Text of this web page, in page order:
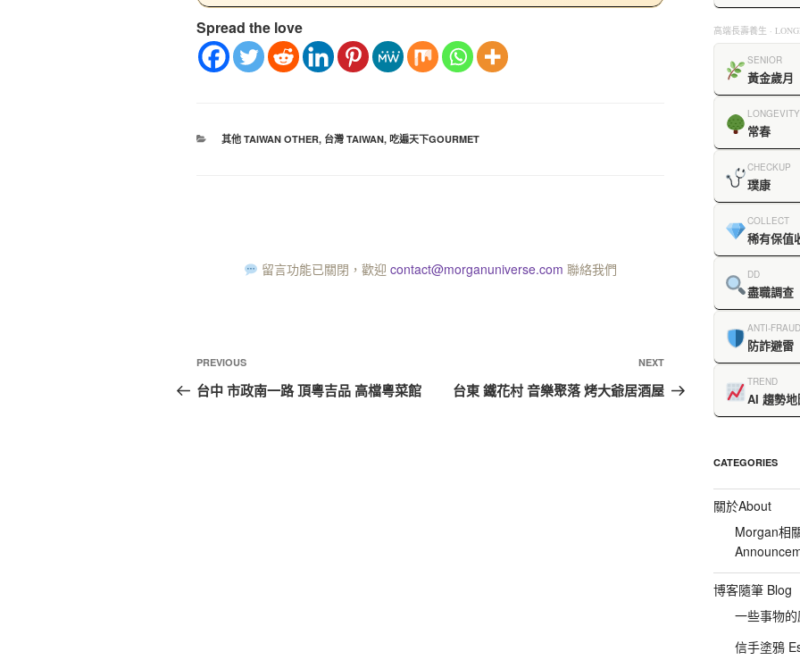
Spread the love
其他 TAIWAN OTHER, 台灣 TAIWAN, 吃遍天下GOURMET
留言功能已關閉，歡迎contact@morganuniverse.com 聯絡我們
PREVIOUS
台中 市政南一路 頂粵吉品 高檔粵菜館
NEXT
台東 鐵花村 音樂聚落 烤大爺居酒屋
高端長壽養生 ·
SENIOR
黃金歲月
LONGEVITY
常春
CHECKUP
璞康
COLLECT
稀有保值
DD
盡職調查
ANTI-FRAUD
防詐避雷
TREND
AI 趨勢地
CATEGORIES
關於About
Morgan相
博客隨筆 Blog
一些事物
信手塗鴉